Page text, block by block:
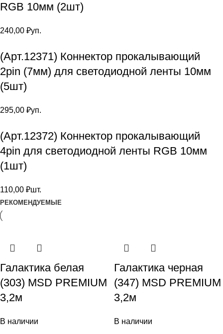
RGB 10мм (2шт)
240,00 ₽уп.
(Арт.12371) Коннектор прокалывающий
2pin (7мм) для светодиодной ленты 10мм
(5шт)
295,00 ₽уп.
(Арт.12372) Коннектор прокалывающий
4pin для светодиодной ленты RGB 10мм
(1шт)
110,00 ₽шт.
РЕКОМЕНДУЕМЫЕ
Галактика белая
(303) MSD PREMIUM
3,2м
В наличии
Галактика черная
(347) MSD PREMIUM
3,2м
В наличии